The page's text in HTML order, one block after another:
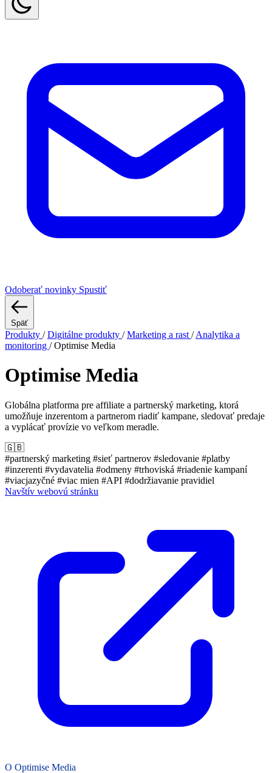
Odoberať novinky Spustiť
Späť
Produkty / Digitálne produkty / Marketing a rast / Analytika a
monitoring / Optimise Media
Optimise Media
Globálna platforma pre affiliate a partnerský marketing, ktorá
umožňuje inzerentom a partnerom riadiť kampane, sledovať predaje
a vyplácať provízie vo veľkom meradle.
🇬🇧
#partnerský marketing #sieť partnerov #sledovanie #platby
#inzerenti #vydavatelia #odmeny #trhoviská #riadenie kampaní
#viacjazyčné #viac mien #API #dodržiavanie pravidiel
Navštív webovú stránku
O Optimise Media